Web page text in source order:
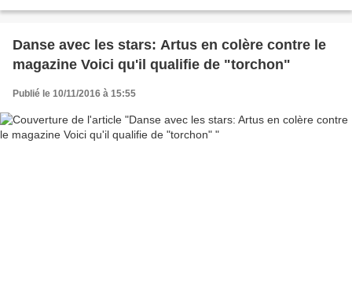
Danse avec les stars: Artus en colère contre le
magazine Voici qu'il qualifie de "torchon"
Publié le 10/11/2016 à 15:55